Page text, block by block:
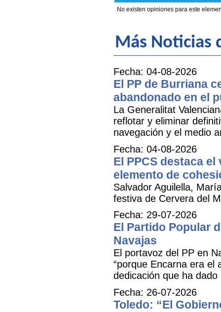
No existen opiniones para este
Más Noticias
Fecha: 04-08-2026
El PP de Burriana
abandonado en el
La Generalitat
reflotar y eliminar
navegación y el medio
Fecha: 04-08-2026
El PPCS destaca
elemento de
Salvador Aguilella,
festiva de Cervera del
Fecha: 29-07-2026
El Partido Popular
Navajas
El portavoz del PP en
“porque Encarna era el
dedicación que ha
Fecha: 26-07-2026
Toledo: “El